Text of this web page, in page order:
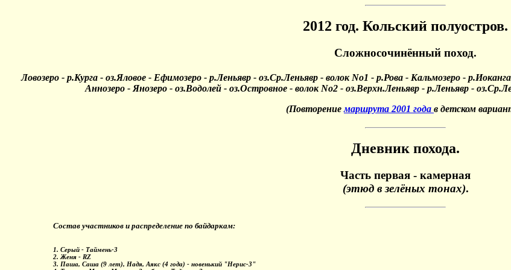
2012 год. Кольский полуостров.
Сложносочинённый поход.
Ловозеро - р.Курга - оз.Яловое - Ефимозеро - р.Леньявр - оз.Ср.Леньявр - волок No1 - р.Рова - Кальмозеро -
Аннозеро - Янозеро - оз.Водолей - оз.Островное - волок No2 - оз.Верхн.Леньявр - р.Леньявр -
(Повторениемаршрута 2001 года в детском
Дневник похода.
Часть первая - камерная
(этюд в зелёных тонах).
Состав участников и распределение по байдаркам:
1. Серый - Таймень-3
2. Женя - RZ
3. Паша, Саша (9 лет), Надя, Аякс (4 года) - новенький "Нерис-3"